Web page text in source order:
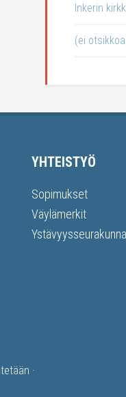
Inkerin
(ei
YHTEISTYÖ
Sopimukset
Väylämerkit
·